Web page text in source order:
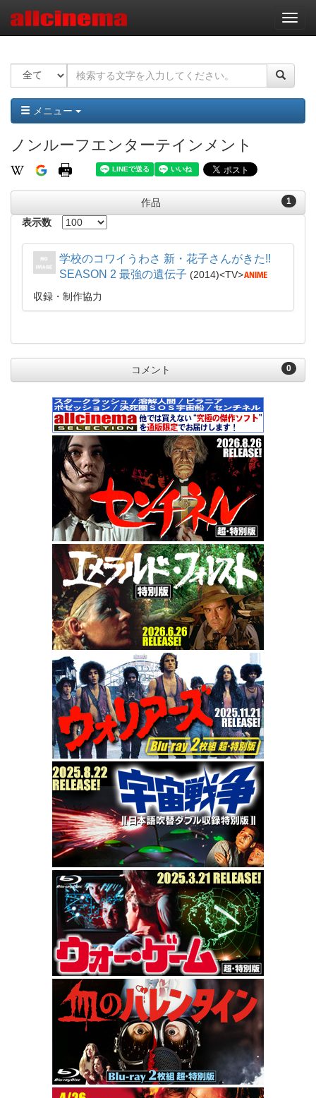
ナ
ビ
ー
ョ
ン
メニュー
ノンルーフエンターテインメント
1
作品
表示数
学校のコワイうわさ 新・花子さんがきた!!
SEASON 2 最強の遺伝子
2014
TV
収録・制作協力
0
コメント